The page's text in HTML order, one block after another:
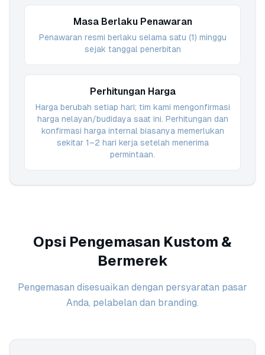
Masa Berlaku Penawaran
Penawaran resmi berlaku selama satu (1) minggu
sejak tanggal penerbitan
Perhitungan Harga
Harga berubah setiap hari; tim kami mengonfirmasi
harga nelayan/budidaya saat ini. Perhitungan dan
konfirmasi harga internal biasanya memerlukan
sekitar 1–2 hari kerja setelah menerima
permintaan.
Opsi Pengemasan Kustom &
Bermerek
Pengemasan disesuaikan dengan persyaratan pasar
Anda, pelabelan dan branding.